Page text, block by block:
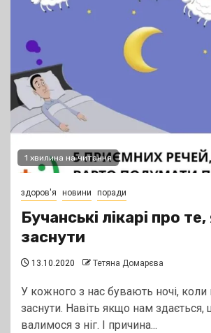
1 хвилина на читання
здоров'я новини поради
Бучанські лікарі про
заснути
13.10.2020 Тетяна Домарєва
У кожного з нас бувають ночі,
заснути. Навіть якщо нам
валимося з ніг. І причина...